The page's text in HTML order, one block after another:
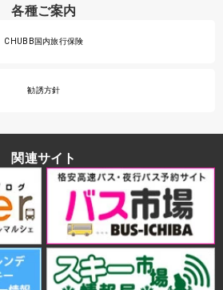
各種ご案内
CHUBB国内旅行保険
勧誘方針
関連サイト